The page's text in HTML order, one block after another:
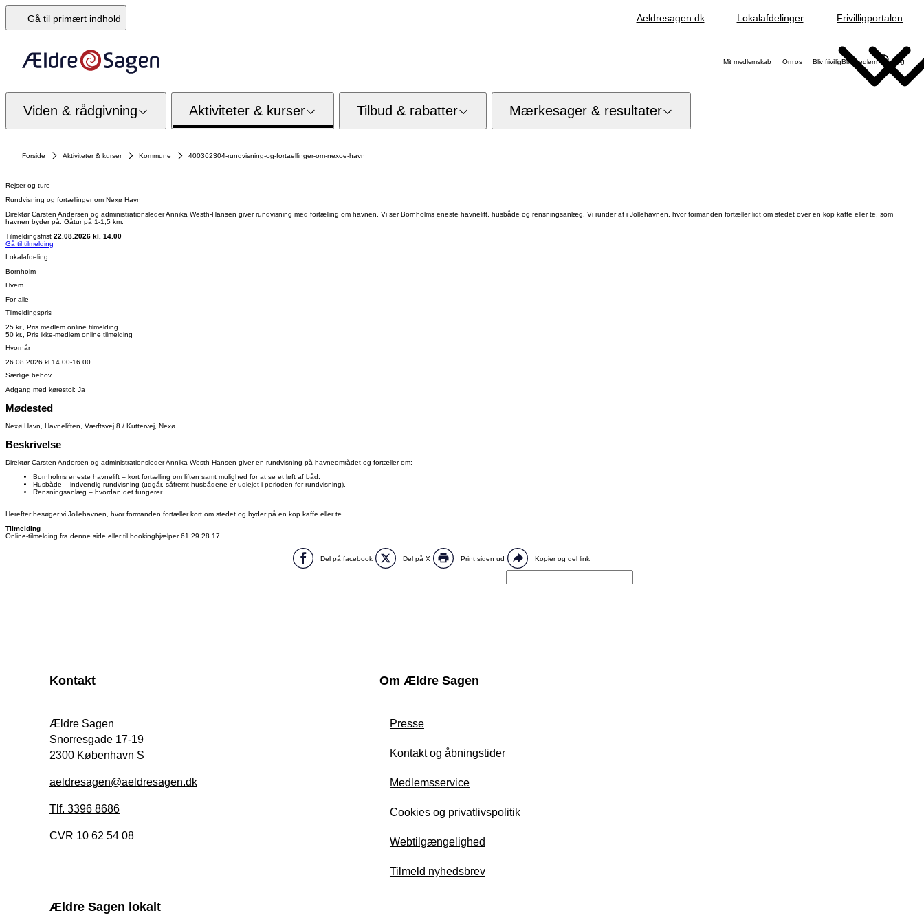
Gå til primært indhold Aeldresagen.dk Lokalafdelinger Frivilligportalen
Mit medlemskab Om os Bliv frivilligBliv medlem Søg
Viden & rådgivning Aktiviteter & kurser Tilbud & rabatter Mærkesager & resultater
Forside Aktiviteter & kurser Kommune 400362304-rundvisning-og-fortaellinger-om-nexoe-havn
Rejser og ture
Rundvisning og fortællinger om Nexø Havn
Direktør Carsten Andersen og administrationsleder Annika Westh-Hansen giver rundvisning med fortælling om havnen. Vi ser Bornholms eneste havnelift, husbåde og rensningsanlæg. Vi runder af i Jollehavnen, hvor formanden fortæller lidt om stedet over en kop kaffe eller te, som
havnen byder på. Gåtur på 1-1,5 km.
Tilmeldingsfrist 22.08.2026 kl. 14.00
Gå til tilmelding
Lokalafdeling
Bornholm
Hvem
For alle
Tilmeldingspris
25 kr., Pris medlem online tilmelding
50 kr., Pris ikke-medlem online tilmelding
Hvornår
26.08.2026 kl.14.00-16.00
Særlige behov
Adgang med kørestol: Ja
Mødested
Nexø Havn, Havneliften, Værftsvej 8 / Kuttervej, Nexø.
Beskrivelse
Direktør Carsten Andersen og administrationsleder Annika Westh-Hansen giver en rundvisning på havneområdet og fortæller om:
Bornholms eneste havnelift – kort fortælling om liften samt mulighed for at se et løft af båd.
Husbåde – indvendig rundvisning (udgår, såfremt husbådene er udlejet i perioden for rundvisning).
Rensningsanlæg – hvordan det fungerer.
Herefter besøger vi Jollehavnen, hvor formanden fortæller kort om stedet og byder på en kop kaffe eller te.
Tilmelding
Online-tilmelding fra denne side eller til bookinghjælper 61 29 28 17.
Del på facebook Del på X Print siden ud Kopier og del link
Kontakt
Ældre Sagen
Snorresgade 17-19
2300 København S
aeldresagen@aeldresagen.dk
Tlf. 3396 8686
CVR 10 62 54 08
Om Ældre Sagen
Presse
Kontakt og åbningstider
Medlemsservice
Cookies og privatlivspolitik
Webtilgængelighed
Tilmeld nyhedsbrev
Ældre Sagen lokalt